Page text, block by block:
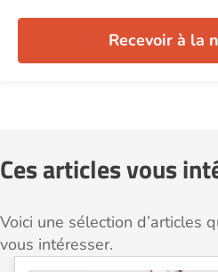
Recevoir à la
Ces articles vous
Voici une sélection d’articles
vous intéresser.